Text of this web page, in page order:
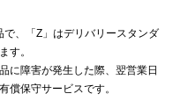
で、「Z」はデリバリースタンダ
す。
障害が発生した際、翌営業日
償保守サービスです。